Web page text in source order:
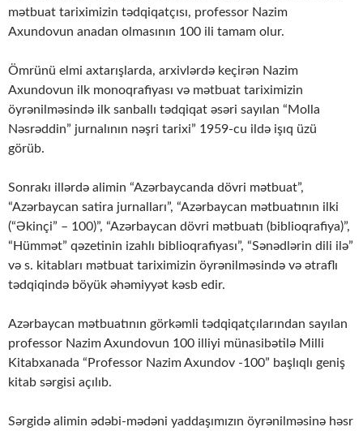
mətbuat tariximizin tədqiqatçısı, professor Nazim
Axundovun anadan olmasının 100 ili tamam olur.
Ömrünü elmi axtarışlarda, arxivlərdə keçirən Nazim
Axundovun ilk monoqrafiyası və mətbuat tariximizin
öyrənilməsində ilk sanballı tədqiqat əsəri sayılan “Molla
Nəsrəddin” jurnalının nəşri tarixi” 1959-cu ildə işıq üzü
görüb.
Sonrakı illərdə alimin “Azərbaycanda dövri mətbuat”,
“Azərbaycan satira jurnalları”, “Azərbaycan mətbuatının ilki
(“Əkinçi” – 100)”, “Azərbaycan dövri mətbuatı (biblioqrafiya)”,
“Hümmət” qəzetinin izahlı biblioqrafiyası”, “Sənədlərin dili ilə”
və s. kitabları mətbuat tariximizin öyrənilməsində və ətraflı
tədqiqində böyük əhəmiyyət kəsb edir.
Azərbaycan mətbuatının görkəmli tədqiqatçılarından sayılan
professor Nazim Axundovun 100 illiyi münasibətilə Milli
Kitabxanada “Professor Nazim Axundоv -100” başlıqlı geniş
kitab sərgisi açılıb.
Sərgidə alimin ədəbi-mədəni yaddaşımızın öyrənilməsinə həsr